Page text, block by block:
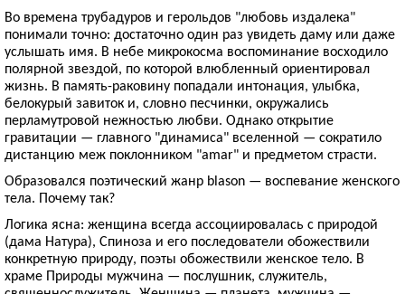
Во времена трубадуров и герольдов "любовь издалека"
понимали точно: достаточно один раз увидеть даму или даже
услышать имя. В небе микрокосма воспоминание восходило
полярной звездой, по которой влюбленный ориентировал
жизнь. В память-раковину попадали интонация, улыбка,
белокурый завиток и, словно песчинки, окружались
перламутровой нежностью любви. Однако открытие
гравитации — главного "динамиса" вселенной — сократило
дистанцию меж поклонником "amar" и предметом страсти.
Образовался поэтический жанр blason — воспевание женского
тела. Почему так?
Логика ясна: женщина всегда ассоциировалась с природой
(дама Натура), Спиноза и его последователи обожествили
конкретную природу, поэты обожествили женское тело. В
храме Природы мужчина — послушник, служитель,